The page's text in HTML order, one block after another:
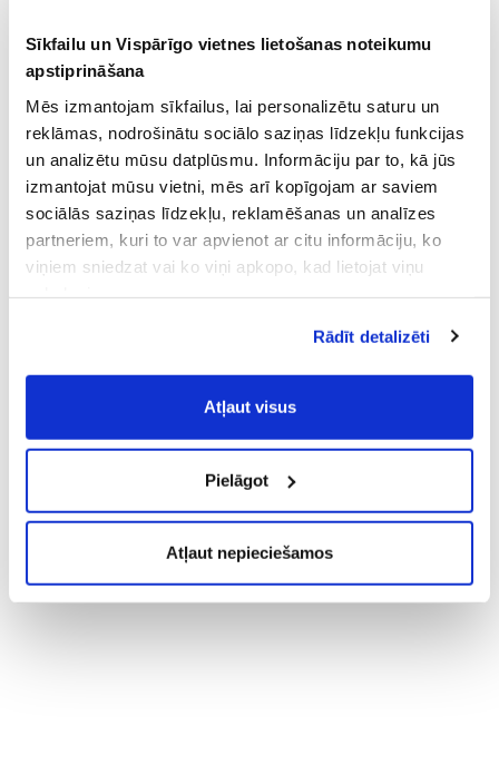
Sīkfailu un Vispārīgo vietnes lietošanas noteikumu
apstiprināšana
Mēs izmantojam sīkfailus, lai personalizētu saturu un
reklāmas, nodrošinātu sociālo saziņas līdzekļu funkcijas
un analizētu mūsu datplūsmu. Informāciju par to, kā jūs
izmantojat mūsu vietni, mēs arī kopīgojam ar saviem
sociālās saziņas līdzekļu, reklamēšanas un analīzes
partneriem, kuri to var apvienot ar citu informāciju, ko
viņiem sniedzat vai ko viņi apkopo, kad lietojat viņu
Vispārīgiem vietnes lietošanas
noteikumiem(saīsināti - VVLN).
Rādīt detalizēti
Atļaut visus
Pielāgot
Atļaut nepieciešamos